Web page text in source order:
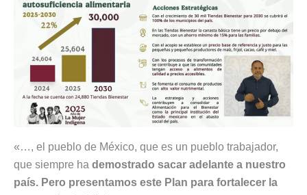
«…, el pueblo de México, que es un pueblo trabajador,
que siempre ha demostrado sacar adelante a nuestro
país. Pero presentamos este Plan para fortalecer la